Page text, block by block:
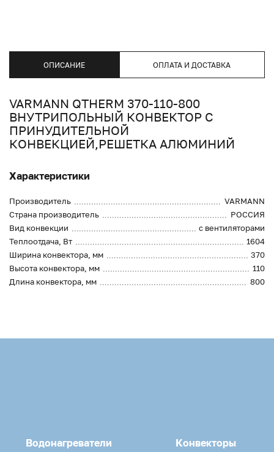
ОПИСАНИЕ ОПЛАТА И ДОСТАВКА
VARMANN QTHERM 370-110-800
ВНУТРИПОЛЬНЫЙ КОНВЕКТОР С
ПРИНУДИТЕЛЬНОЙ
КОНВЕКЦИЕЙ,РЕШЕТКА АЛЮМИНИЙ
Характеристики
Производитель
VARMANN
Страна производитель
РОССИЯ
Вид конвекции
с вентиляторами
Теплоотдача, Вт
1604
Ширина конвектора, мм
370
Высота конвектора, мм
110
Длина конвектора, мм
800
Водонагреватели Конвекторы